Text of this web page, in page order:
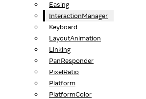
Easing
InteractionManager
Keyboard
LayoutAnimation
Linking
PanResponder
PixelRatio
Platform
PlatformColor